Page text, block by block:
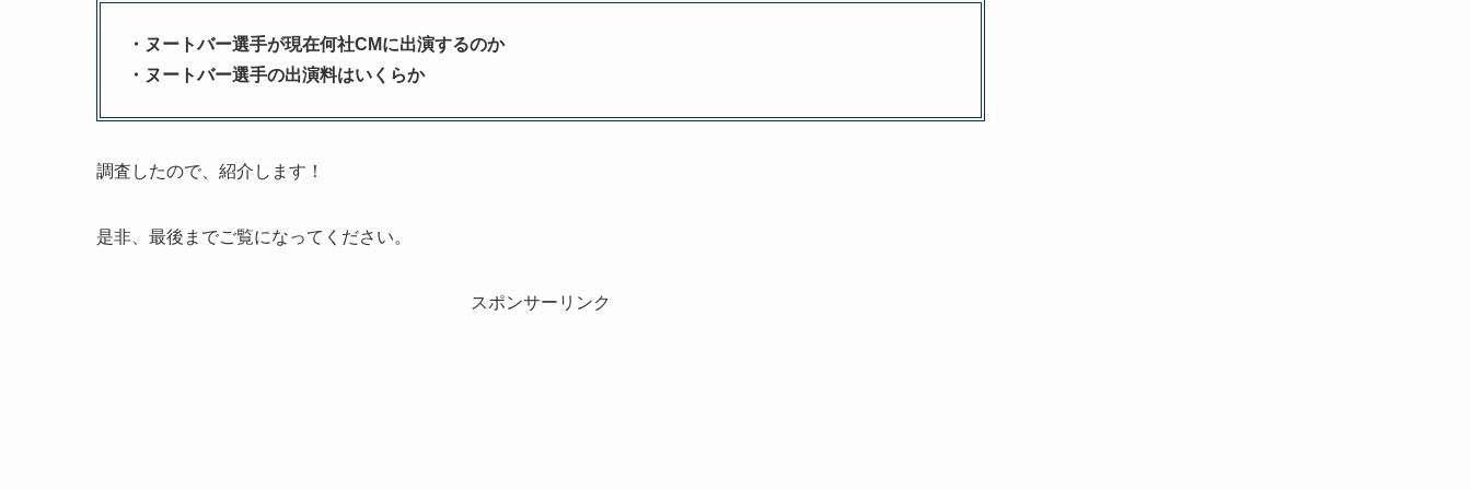
・ヌートバー選手が現在何社CMに出演するのか
・ヌートバー選手の出演料はいくらか
調査したので、紹介します！
是非、最後までご覧になってください。
スポンサーリンク